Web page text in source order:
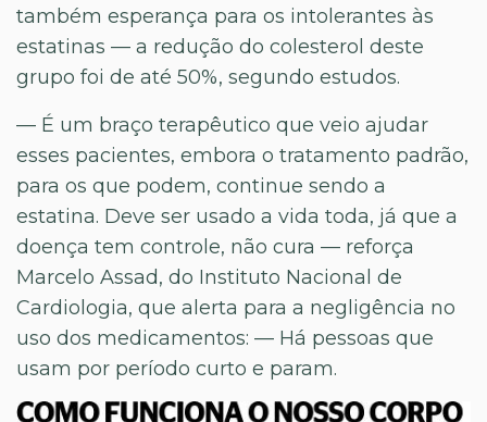
também esperança para os intolerantes às
estatinas — a redução do colesterol deste
grupo foi de até 50%, segundo estudos.
— É um braço terapêutico que veio ajudar
esses pacientes, embora o tratamento padrão,
para os que podem, continue sendo a
estatina. Deve ser usado a vida toda, já que a
doença tem controle, não cura — reforça
Marcelo Assad, do Instituto Nacional de
Cardiologia, que alerta para a negligência no
uso dos medicamentos: — Há pessoas que
usam por período curto e param.